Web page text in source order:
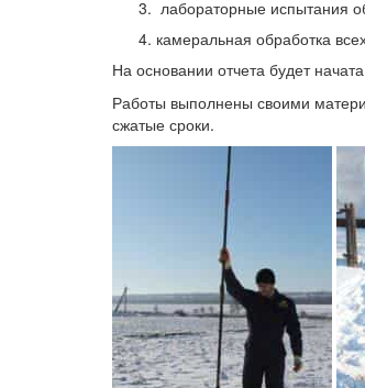
лабораторные испытания
камеральная обработка
На основании отчета будет
Работы выполнены своими
сжатые сроки.